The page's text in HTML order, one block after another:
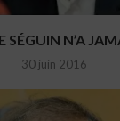
SÉGUIN N’A
30 juin 2016